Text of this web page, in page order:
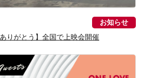
お知らせ
りがとう】全国で上映会開催